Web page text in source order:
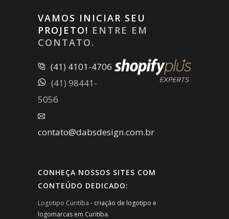
VAMOS INICIAR SEU
PROJETO! ENTRE EM
CONTATO.
(41) 4101-4706
(41) 98441-
5056
contato@dabsdesign.com.br
CONHEÇA NOSSOS SITES COM
CONTEÚDO DEDICADO:
Logotipo Curitiba - criação de logotipo e
logomarcas em Curitiba.